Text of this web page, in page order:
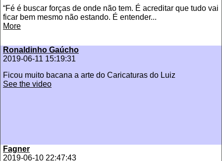
“Fé é buscar forças de onde não tem. É acreditar que tudo vai
ficar bem mesmo não estando. É entender...
More
Ronaldinho Gaúcho
2019-06-11 15:19:31
Ficou muito bacana a arte do Caricaturas do Luiz
See the video
Fagner
2019-06-10 22:47:43